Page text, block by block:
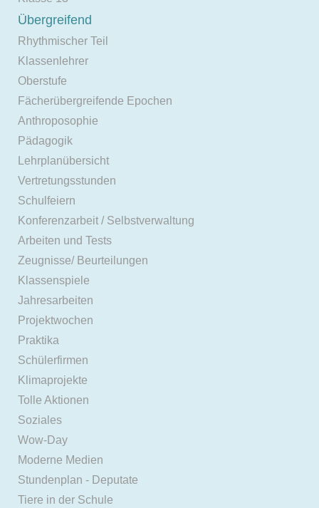
Übergreifend
Rhythmischer Teil
Klassenlehrer
Oberstufe
Fächerübergreifende Epochen
Anthroposophie
Pädagogik
Lehrplanübersicht
Vertretungsstunden
Schulfeiern
Konferenzarbeit / Selbstverwaltung
Arbeiten und Tests
Zeugnisse/ Beurteilungen
Klassenspiele
Jahresarbeiten
Projektwochen
Praktika
Schülerfirmen
Klimaprojekte
Tolle Aktionen
Soziales
Wow-Day
Moderne Medien
Stundenplan - Deputate
Tiere in der Schule